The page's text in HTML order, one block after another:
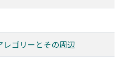
レゴリーとその周辺